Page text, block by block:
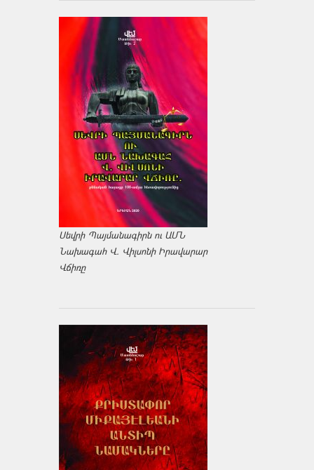
Սեվրի Պայմանագիրն ու ԱՄՆ
Նախագահ Վ. Վիլսոնի Իրավարար
Վճիռը